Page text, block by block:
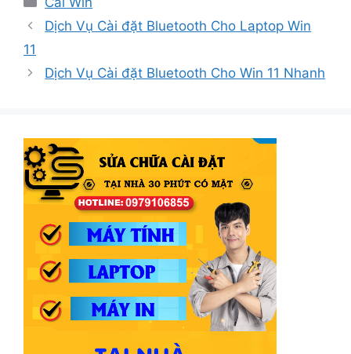
mục
Dịch Vụ Cài đặt Bluetooth Cho Laptop Win
11
Dịch Vụ Cài đặt Bluetooth Cho Win 11 Nhanh